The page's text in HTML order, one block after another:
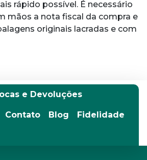
rápido possível. É necessário
mãos a nota fiscal da compra e
originais lacradas e com
e Devoluções
Contato Blog Fidelidade